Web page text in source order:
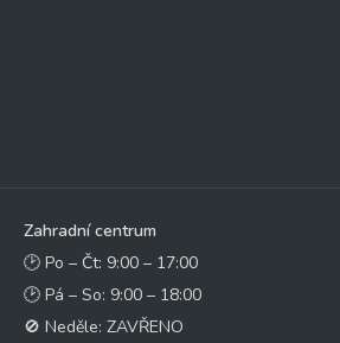
Zahradní centrum
🕑 Po – Čt: 9:00 – 17:00
🕑 Pá – So: 9:00 – 18:00
🚫 Neděle: ZAVŘENO